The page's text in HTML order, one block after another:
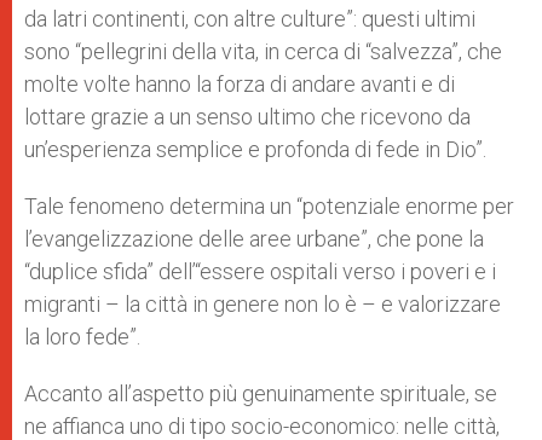
da latri continenti, con altre culture”: questi ultimi
sono “pellegrini della vita, in cerca di “salvezza”, che
molte volte hanno la forza di andare avanti e di
lottare grazie a un senso ultimo che ricevono da
un’esperienza semplice e profonda di fede in Dio”.
Tale fenomeno determina un “potenziale enorme per
l’evangelizzazione delle aree urbane”, che pone la
“duplice sfida” dell’“essere ospitali verso i poveri e i
migranti – la città in genere non lo è – e valorizzare
la loro fede”.
Accanto all’aspetto più genuinamente spirituale, se
ne affianca uno di tipo socio-economico: nelle città,